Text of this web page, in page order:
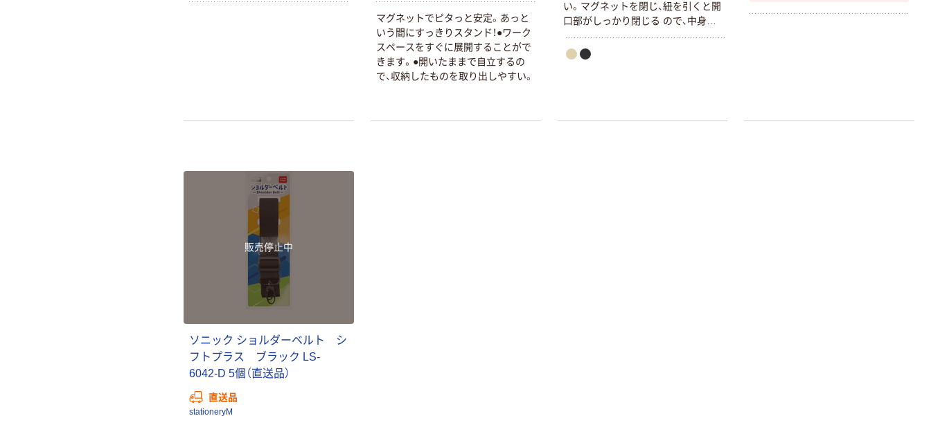
マグネットでピタっと安定。あっと
いう間にすっきりスタンド！●ワーク
スペースをすぐに展開することがで
きます。●開いたままで自立するの
で、収納したものを取り出しやすい。
い。マグネットを閉じ、紐を引くと開
口部がしっかり閉じる ので、中身が
飛び出しにくい。外にはファスナー
付きポケット、内部には内ポケット
販売停止中
ソニック ショルダーベルト シ
フトプラス ブラック LS-
6042-D 5個（直送品）
直送品
stationeryM